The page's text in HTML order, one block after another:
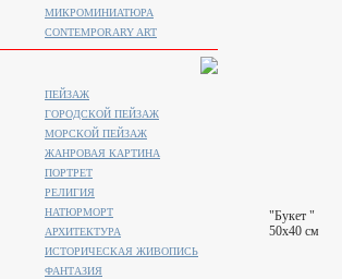
"Букет "
50x40 см
МИКРОМИНИАТЮРА
CONTEMPORARY ART
ПЕЙЗАЖ
ГОРОДСКОЙ ПЕЙЗАЖ
МОРСКОЙ ПЕЙЗАЖ
ЖАНРОВАЯ КАРТИНА
ПОРТРЕТ
РЕЛИГИЯ
НАТЮРМОРТ
АРХИТЕКТУРА
ИСТОРИЧЕСКАЯ ЖИВОПИСЬ
ФАНТАЗИЯ